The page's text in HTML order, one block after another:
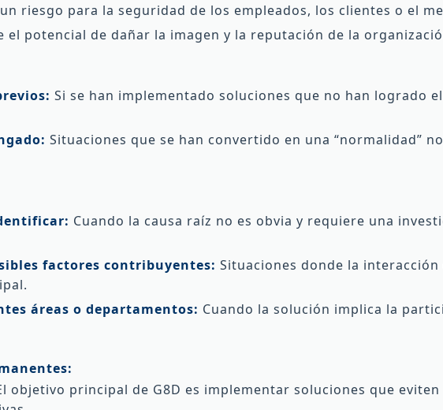
riesgo para la seguridad de los empleados, los clientes o el
el potencial de dañar la imagen y la reputación de la
Si se han implementado soluciones que no han logrado
Situaciones que se han convertido en una “normalidad”
Cuando la causa raíz no es obvia y requiere una
factores contribuyentes: Situaciones donde la
áreas o departamentos: Cuando la solución implica la
objetivo principal de G8D es implementar soluciones que